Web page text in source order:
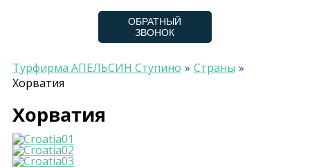
ОБРАТНЫЙ
ЗВОНОК
Турфирма АПЕЛЬСИН Ступино
Страны
Хорватия
Хорватия